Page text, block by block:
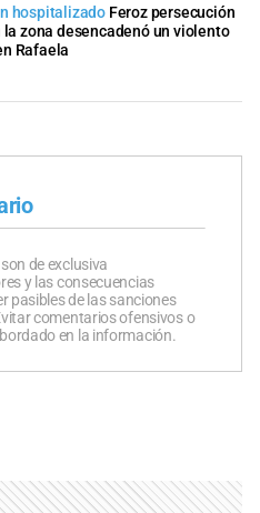
hospitalizado Feroz persecución
zona desencadenó un violento
Rafaela
de exclusiva
y las consecuencias
pasibles de las sanciones
comentarios ofensivos o
en la información.